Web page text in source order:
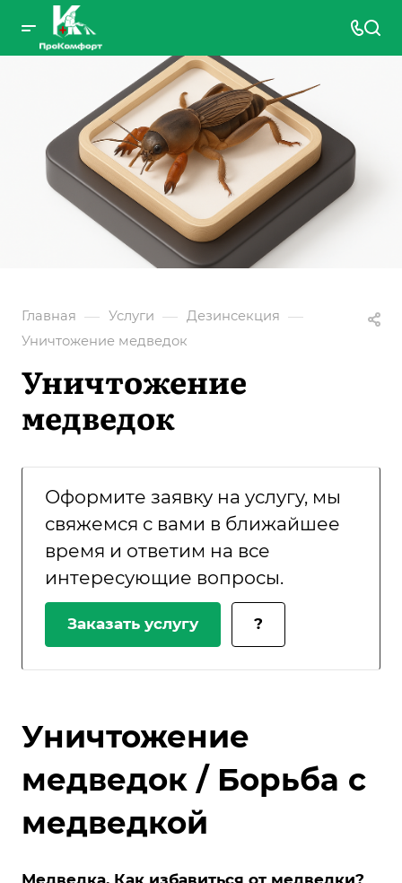
Главная — Услуги — Дезинсекция —
Уничтожение медведок
Уничтожение
медведок
Оформите заявку на услугу, мы
свяжемся с вами в ближайшее
время и ответим на все
интересующие вопросы.
Заказать услугу ?
Уничтожение
медведок / Борьба с
медведкой
Медведка. Как избавиться от медведки?